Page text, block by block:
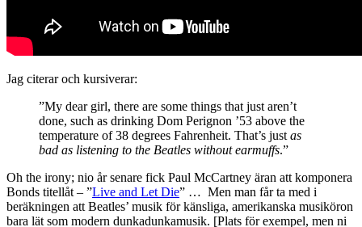
Jag citerar och kursiverar:
”My dear girl, there are some things that just aren’t
done, such as drinking Dom Perignon ’53 above the
temperature of 38 degrees Fahrenheit. That’s just as
bad as listening to the Beatles without earmuffs.”
Oh the irony; nio år senare fick Paul McCartney äran att komponera
Bonds titellåt – ”Live and Let Die” … Men man får ta med i
beräkningen att Beatles’ musik för känsliga, amerikanska musiköron
bara lät som modern dunkadunkamusik. [Plats för exempel, men ni